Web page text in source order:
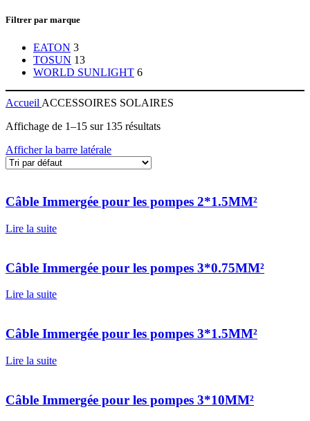
Filtrer par marque
EATON 3
TOSUN 13
WORLD SUNLIGHT 6
Accueil ACCESSOIRES SOLAIRES
Affichage de 1–15 sur 135 résultats
Afficher la barre latérale
Câble Immergée pour les pompes 2*1.5MM²
Lire la suite
Câble Immergée pour les pompes 3*0.75MM²
Lire la suite
Câble Immergée pour les pompes 3*1.5MM²
Lire la suite
Câble Immergée pour les pompes 3*10MM²